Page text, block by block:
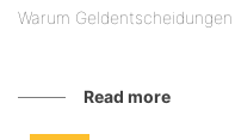
Warum
Read more